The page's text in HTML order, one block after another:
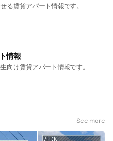
る賃貸アパート情報です。
情報
向け賃貸アパート情報です。
See more